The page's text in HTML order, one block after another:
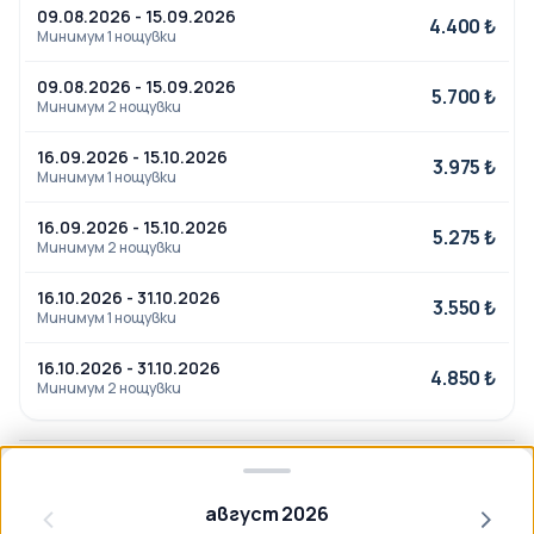
09.08.2026 - 15.09.2026
Минимум 1 нощувки 4.400 ₺
09.08.2026 - 15.09.2026
Минимум 2 нощувки 5.700 ₺
16.09.2026 - 15.10.2026
Минимум 1 нощувки 3.975 ₺
16.09.2026 - 15.10.2026
Минимум 2 нощувки 5.275 ₺
16.10.2026 - 31.10.2026
Минимум 1 нощувки 3.550 ₺
16.10.2026 - 31.10.2026
Минимум 2 нощувки 4.850 ₺
Отзиви на клиенти
август 2026